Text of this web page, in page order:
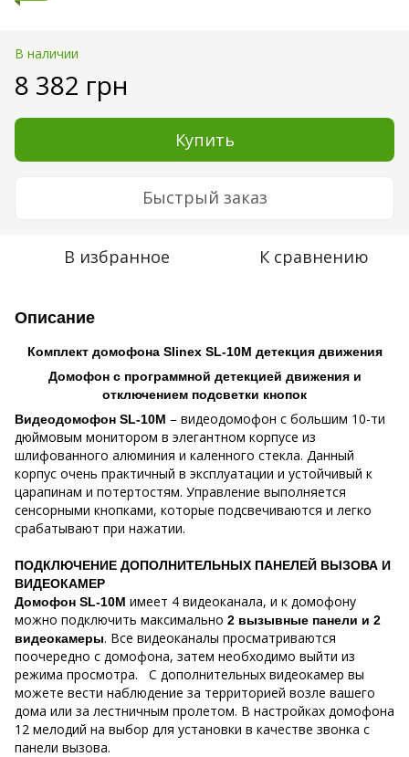
В наличии
8 382 грн
Купить
Быстрый заказ
В избранное К сравнению
Описание
Комплект домофона Slinex SL-10M детекция движения
Домофон с программной детекцией движения и
отключением подсветки кнопок
Видеодомофон SL-10M – видеодомофон с большим 10-ти
дюймовым монитором в элегантном корпусе из
шлифованного алюминия и каленного стекла. Данный
корпус очень практичный в эксплуатации и устойчивый к
царапинам и потертостям. Управление выполняется
сенсорными кнопками, которые подсвечиваются и легко
срабатывают при нажатии.
ПОДКЛЮЧЕНИЕ ДОПОЛНИТЕЛЬНЫХ ПАНЕЛЕЙ ВЫЗОВА И
ВИДЕОКАМЕР
Домофон SL-10M имеет 4 видеоканала, и к домофону
можно подключить максимально 2 вызывные панели и 2
видеокамеры. Все видеоканалы просматриваются
поочередно с домофона, затем необходимо выйти из
режима просмотра. С дополнительных видеокамер вы
можете вести наблюдение за территорией возле вашего
дома или за лестничным пролетом. В настройках домофона
12 мелодий на выбор для установки в качестве звонка с
панели вызова.